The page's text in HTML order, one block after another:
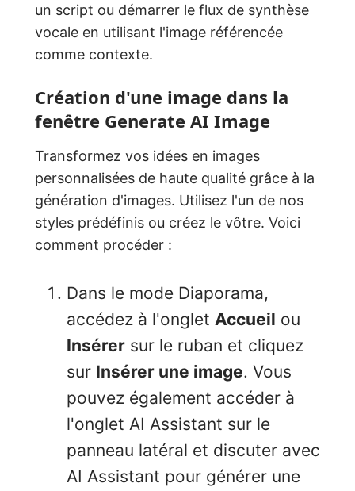
un script ou démarrer le flux de synthèse
vocale en utilisant l'image référencée
comme contexte.
Création d'une image dans la
fenêtre Generate AI Image
Transformez vos idées en images
personnalisées de haute qualité grâce à la
génération d'images. Utilisez l'un de nos
styles prédéfinis ou créez le vôtre. Voici
comment procéder :
Dans le mode Diaporama,
accédez à l'onglet Accueil ou
Insérer sur le ruban et cliquez
sur Insérer une image. Vous
pouvez également accéder à
l'onglet AI Assistant sur le
panneau latéral et discuter avec
AI Assistant pour générer une